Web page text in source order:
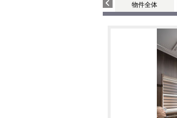
物件全体